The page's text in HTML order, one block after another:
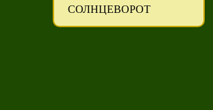
СОЛНЦЕВОРОТ